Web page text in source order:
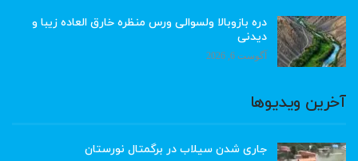
دره بازوبالا ولسوالی ورس منظره خارق العاده زیبا و
دیدنی
آگوست 6, 2026
آخرین ویدیوها
جاری شدن سیلاب در برگمتال نورستان